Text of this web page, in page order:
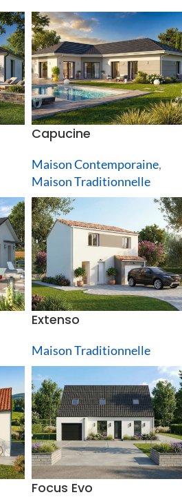
Capucine
Maison Contemporaine,
Maison Traditionnelle
Extenso
Maison Traditionnelle
Focus Evo